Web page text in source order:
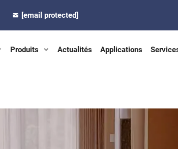
[email protected]
Produits Actualités Applications